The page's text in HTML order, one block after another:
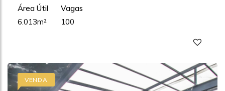
Área Útil
6.013m²
Vagas
100
VENDA